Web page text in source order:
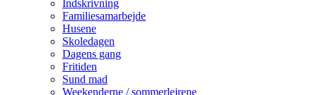
Indskrivning
Familiesamarbejde
Husene
Skoledagen
Dagens gang
Fritiden
Sund mad
Weekenderne / sommerlejrene